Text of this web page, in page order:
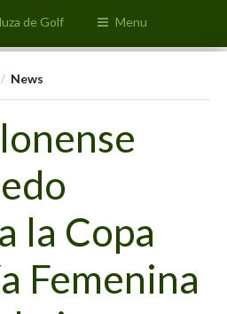
de Golf Menu
/ News
la Copa
Femenina